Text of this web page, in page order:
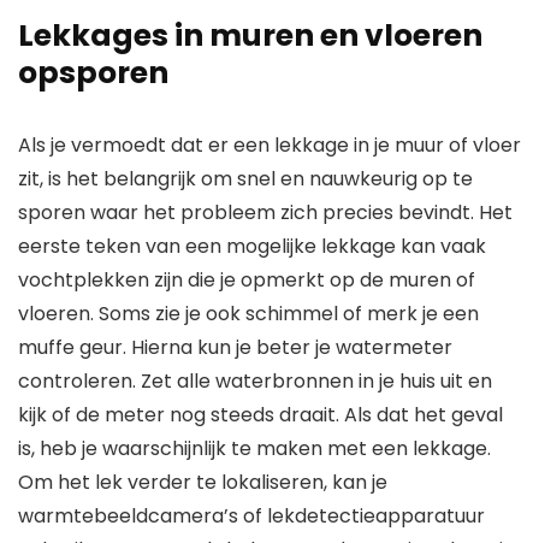
Lekkages in muren en vloeren
opsporen
Als je vermoedt dat er een lekkage in je muur of vloer
zit, is het belangrijk om snel en nauwkeurig op te
sporen waar het probleem zich precies bevindt. Het
eerste teken van een mogelijke lekkage kan vaak
vochtplekken zijn die je opmerkt op de muren of
vloeren. Soms zie je ook schimmel of merk je een
muffe geur. Hierna kun je beter je watermeter
controleren. Zet alle waterbronnen in je huis uit en
kijk of de meter nog steeds draait. Als dat het geval
is, heb je waarschijnlijk te maken met een lekkage.
Om het lek verder te lokaliseren, kan je
warmtebeeldcamera’s of lekdetectieapparatuur